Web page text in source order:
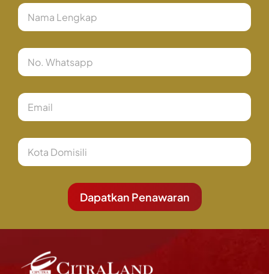
Nama
Phone
Number
Email
City
Dapatkan Penawaran